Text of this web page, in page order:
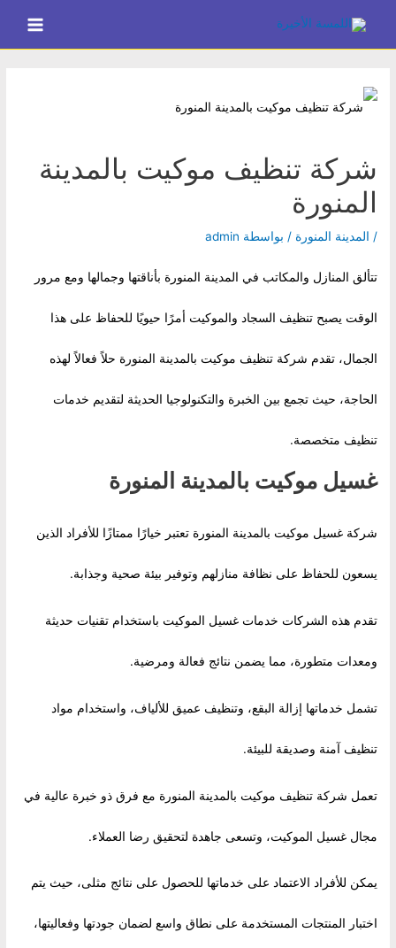
تخطي
المحتوى
Main
شركة تنظيف موكيت بالمدينة
المنورة
/ المدينة المنورة / بواسطة admin
تتألق المنازل والمكاتب في المدينة المنورة بأناقتها وجمالها ومع مرور
الوقت يصبح تنظيف السجاد والموكيت أمرًا حيويًا للحفاظ على هذا
الجمال، تقدم شركة تنظيف موكيت بالمدينة المنورة حلاً فعالاً لهذه
الحاجة، حيث تجمع بين الخبرة والتكنولوجيا الحديثة لتقديم خدمات
تنظيف متخصصة.
غسيل موكيت بالمدينة المنورة
شركة غسيل موكيت بالمدينة المنورة تعتبر خيارًا ممتازًا للأفراد الذين
يسعون للحفاظ على نظافة منازلهم وتوفير بيئة صحية وجذابة.
تقدم هذه الشركات خدمات غسيل الموكيت باستخدام تقنيات حديثة
ومعدات متطورة، مما يضمن نتائج فعالة ومرضية.
تشمل خدماتها إزالة البقع، وتنظيف عميق للألياف، واستخدام مواد
تنظيف آمنة وصديقة للبيئة.
تعمل شركة تنظيف موكيت بالمدينة المنورة مع فرق ذو خبرة عالية في
مجال غسيل الموكيت، وتسعى جاهدة لتحقيق رضا العملاء.
يمكن للأفراد الاعتماد على خدماتها للحصول على نتائج مثلى، حيث يتم
اختبار المنتجات المستخدمة على نطاق واسع لضمان جودتها وفعاليتها،